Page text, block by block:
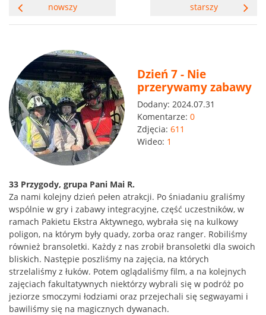
nowszy starszy
Dzień 7 - Nie
przerywamy zabawy
Dodany: 2024.07.31
Komentarze: 0
Zdjęcia: 611
Wideo: 1
33 Przygody, grupa Pani Mai R.
Za nami kolejny dzień pełen atrakcji. Po śniadaniu graliśmy
wspólnie w gry i zabawy integracyjne, część uczestników, w
ramach Pakietu Ekstra Aktywnego, wybrała się na kulkowy
poligon, na którym były quady, zorba oraz ranger. Robiliśmy
również bransoletki. Każdy z nas zrobił bransoletki dla swoich
bliskich. Następie poszliśmy na zajęcia, na których
strzelaliśmy z łuków. Potem oglądaliśmy film, a na kolejnych
zajęciach fakultatywnych niektórzy wybrali się w podróż po
jeziorze smoczymi łodziami oraz przejechali się segwayami i
bawiliśmy się na magicznych dywanach.